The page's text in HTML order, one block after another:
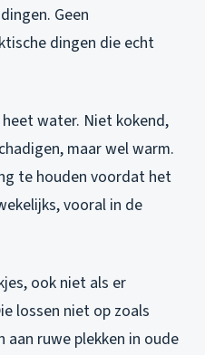
Geen
dingen die echt
water. Niet kokend,
maar wel warm.
te houden voordat het
vooral in de
ook niet als er
lossen niet op zoals
ruwe plekken in oude